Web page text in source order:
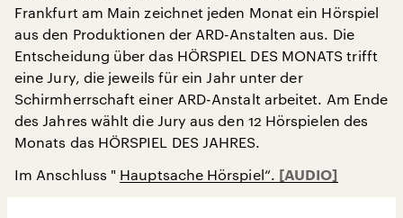
Frankfurt am Main zeichnet jeden Monat ein Hörspiel
aus den Produktionen der ARD-Anstalten aus. Die
Entscheidung über das HÖRSPIEL DES MONATS trifft
eine Jury, die jeweils für ein Jahr unter der
Schirmherrschaft einer ARD-Anstalt arbeitet. Am Ende
des Jahres wählt die Jury aus den 12 Hörspielen des
Monats das HÖRSPIEL DES JAHRES.
Im Anschluss " Hauptsache Hörspiel“.